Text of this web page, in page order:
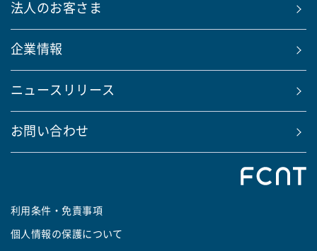
法人のお客さま
企業情報
ニュースリリース
お問い合わせ
利用条件・免責事項
個人情報の保護について